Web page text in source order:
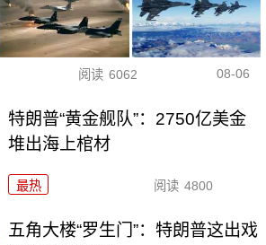
阅读 6062 08-06
特朗普“黄金舰队”：2750亿美金
堆出海上棺材
最热 阅读 4800
五角大楼“罗生门”：特朗普这出戏